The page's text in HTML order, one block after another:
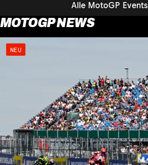
Alle MotoGP Events
MOTOGP NEWS
NEU